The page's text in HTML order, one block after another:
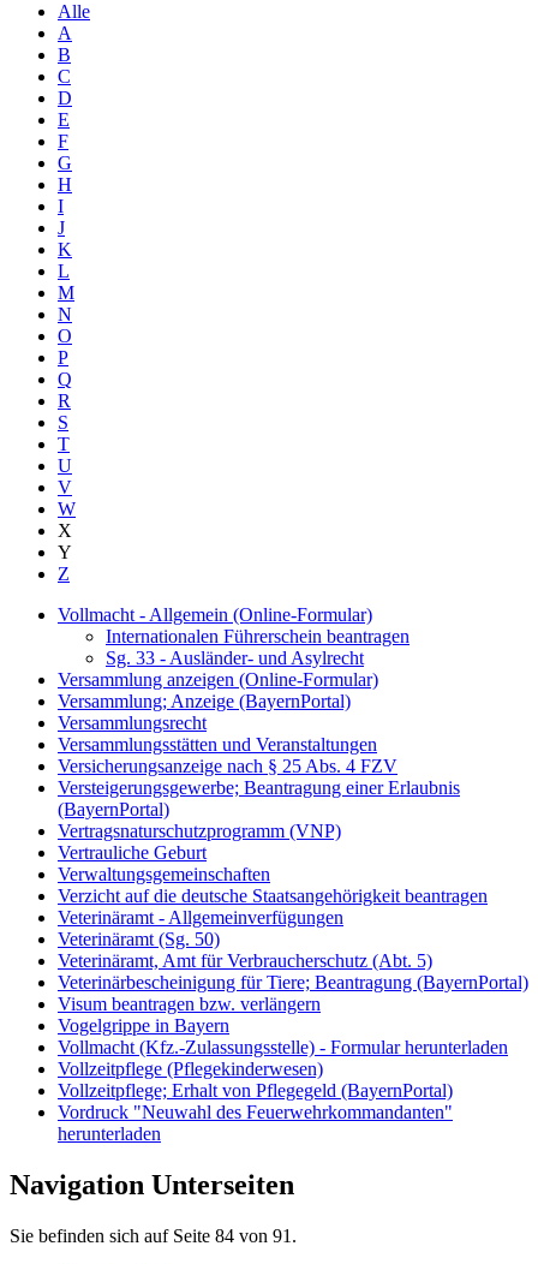
Alle
A
B
C
D
E
F
G
H
I
J
K
L
M
N
O
P
Q
R
S
T
U
V
W
X
Y
Z
Vollmacht - Allgemein (Online-Formular)
Internationalen Führerschein beantragen
Sg. 33 - Ausländer- und Asylrecht
Versammlung anzeigen (Online-Formular)
Versammlung; Anzeige (BayernPortal)
Versammlungsrecht
Versammlungsstätten und Veranstaltungen
Versicherungsanzeige nach § 25 Abs. 4 FZV
Versteigerungsgewerbe; Beantragung einer Erlaubnis
(BayernPortal)
Vertragsnaturschutzprogramm (VNP)
Vertrauliche Geburt
Verwaltungsgemeinschaften
Verzicht auf die deutsche Staatsangehörigkeit beantragen
Veterinäramt - Allgemeinverfügungen
Veterinäramt (Sg. 50)
Veterinäramt, Amt für Verbraucherschutz (Abt. 5)
Veterinärbescheinigung für Tiere; Beantragung (BayernPortal)
Visum beantragen bzw. verlängern
Vogelgrippe in Bayern
Vollmacht (Kfz.-Zulassungsstelle) - Formular herunterladen
Vollzeitpflege (Pflegekinderwesen)
Vollzeitpflege; Erhalt von Pflegegeld (BayernPortal)
Vordruck "Neuwahl des Feuerwehrkommandanten"
herunterladen
Navigation Unterseiten
Sie befinden sich auf Seite 84 von 91.